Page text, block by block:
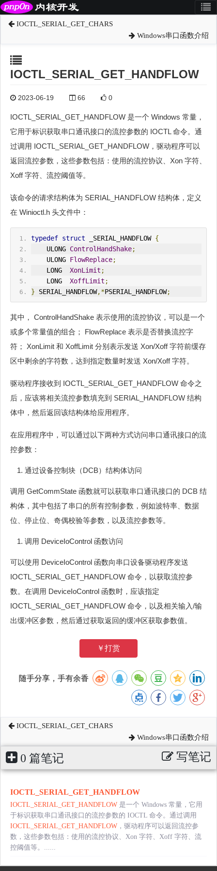
IOCTL_SERIAL_GET_CHARS
Windows串口函数介绍
IOCTL_SERIAL_GET_HANDFLOW
2023-06-19 66 0
IOCTL_SERIAL_GET_HANDFLOW 是一个 Windows 常量，
它用于标识获取串口通讯接口的流控参数的 IOCTL 命令。通
过调用 IOCTL_SERIAL_GET_HANDFLOW，驱动程序可以
返回流控参数，这些参数包括：使用的流控协议、Xon 字符、
Xoff 字符、流控阈值等。
该命令的请求结构体为 SERIAL_HANDFLOW 结构体，定义
在 Winioctl.h 头文件中：
typedef struct _SERIAL_HANDFLOW {
    ULONG
ControlHandShake;
    ULONG
FlowReplace;
    LONG
XonLimit ;
    LONG
XoffLimit ;
} SERIAL_HANDFLOW,*PSERIAL_HANDFLOW;
其中， ControlHandShake 表示使用的流控协议，可以是一个
或多个常量值的组合； FlowReplace 表示是否替换流控字
符； XonLimit 和 XoffLimit 分别表示发送 Xon/Xoff 字符前缓存
区中剩余的字符数，达到指定数量时发送 Xon/Xoff 字符。
驱动程序接收到 IOCTL_SERIAL_GET_HANDFLOW 命令之
后，应该将相关流控参数填充到 SERIAL_HANDFLOW 结构
体中，然后返回该结构体给应用程序。
在应用程序中，可以通过以下两种方式访问串口通讯接口的流
控参数：
通过设备控制块（DCB）结构体访问
调用 GetCommState 函数就可以获取串口通讯接口的 DCB 结
构体，其中包括了串口的所有控制参数，例如波特率、数据
位、停止位、奇偶校验等参数，以及流控参数等。
调用 DeviceIoControl 函数访问
可以使用 DeviceIoControl 函数向串口设备驱动程序发送
IOCTL_SERIAL_GET_HANDFLOW 命令，以获取流控参
数。在调用 DeviceIoControl 函数时，应该指定
IOCTL_SERIAL_GET_HANDFLOW 命令，以及相关输入/输
出缓冲区参数，然后通过获取返回的缓冲区获取参数值。
￥打赏
随手分享，手有余香
IOCTL_SERIAL_GET_CHARS
Windows串口函数介绍
0 篇笔记 写笔记
IOCTL_SERIAL_GET_HANDFLOW
IOCTL_SERIAL_GET_HANDFLOW 是一个 Windows 常量，它用
于标识获取串口通讯接口的流控参数的 IOCTL 命令。通过调用
IOCTL_SERIAL_GET_HANDFLOW ，驱动程序可以返回流控参
数，这些参数包括：使用的流控协议、Xon 字符、Xoff 字符、流
控阈值等。......